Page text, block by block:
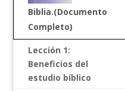
Biblia.(Documento
Completo)
Lección 1:
Beneficios del
estudio bíblico